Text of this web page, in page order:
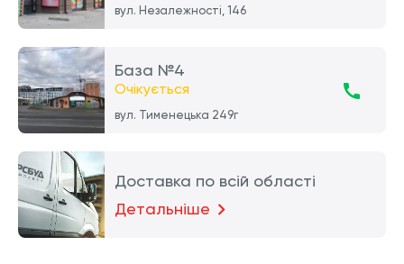
вул. Незалежності, 146
База №4
Очікується
вул. Тименецька 249г
Доставка по всій області
Детальніше